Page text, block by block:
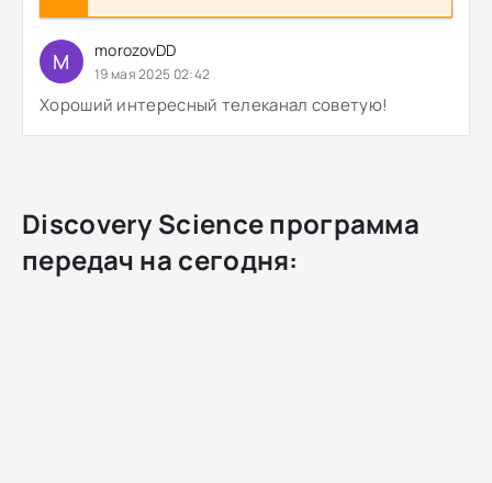
M morozovDD
19 мая 2025 02:42
Хороший интересный телеканал советую!
Discovery Science программа
передач на сегодня: